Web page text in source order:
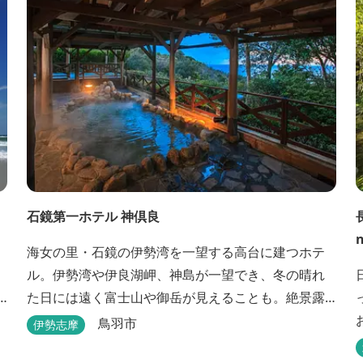
とめ」は美味しいのです☆ なので。 ...
石鏡第一ホテル 神倶良
海女の里・石鏡の伊勢湾を一望する高台に建つホテ
ル。伊勢湾や伊良湖岬、神島が一望でき、冬の晴れ
た日には遠く富士山や御岳が見えることも。絶景露
天風呂と貸切家族風呂が大好評です。 伊勢志摩の新
伊勢志摩 鳥羽市